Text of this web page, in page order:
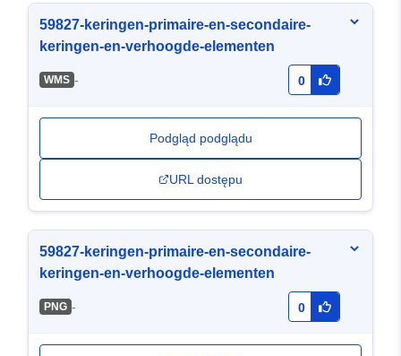
59827-keringen-primaire-en-secondaire-
keringen-en-verhoogde-elementen
WMS - 0
Podgląd podglądu
URL dostępu
59827-keringen-primaire-en-secondaire-
keringen-en-verhoogde-elementen
PNG - 0